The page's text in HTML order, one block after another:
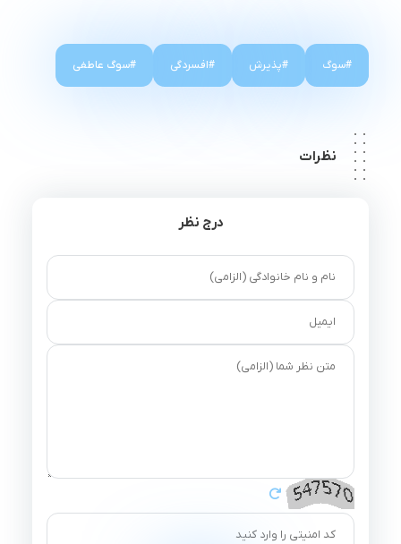
سوگ پذیرش افسردگی سوگ عاطفی
نظرات
درج نظر